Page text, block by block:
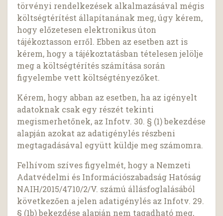
törvényi rendelkezések alkalmazásával mégis
költségtérítést állapítanának meg, úgy kérem,
hogy előzetesen elektronikus úton
tájékoztasson erről. Ebben az esetben azt is
kérem, hogy a tájékoztatásban tételesen jelölje
meg a költségtérítés számítása során
figyelembe vett költségtényezőket.
Kérem, hogy abban az esetben, ha az igényelt
adatoknak csak egy részét tekinti
megismerhetőnek, az Infotv. 30. § (1) bekezdése
alapján azokat az adatigénylés részbeni
megtagadásával együtt küldje meg számomra.
Felhívom szíves figyelmét, hogy a Nemzeti
Adatvédelmi és Információszabadság Hatóság
NAIH/2015/4710/2/V. számú állásfoglalásából
következően a jelen adatigénylés az Infotv. 29.
§ (1b) bekezdése alapján nem tagadható meg,